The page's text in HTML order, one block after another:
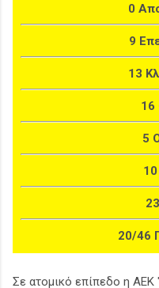
0
9
13
16
5
20/46
Σε ατομικό επίπεδο η